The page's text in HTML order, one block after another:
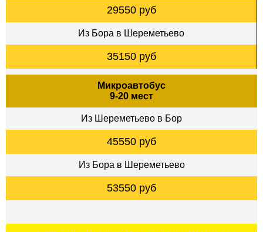
29550 руб
Из Бора в Шереметьево
35150 руб
Микроавтобус
9-20 мест
Из Шереметьево в Бор
45550 руб
Из Бора в Шереметьево
53550 руб